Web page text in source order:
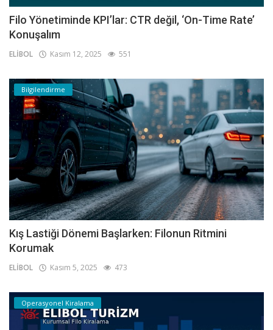
Filo Yönetiminde KPI’lar: CTR değil, ‘On-Time Rate’
Konuşalım
ELİBOL Kasım 12, 2025 551
Bilgilendirme
Kış Lastiği Dönemi Başlarken: Filonun Ritmini
Korumak
ELİBOL Kasım 5, 2025 473
Operasyonel Kiralama